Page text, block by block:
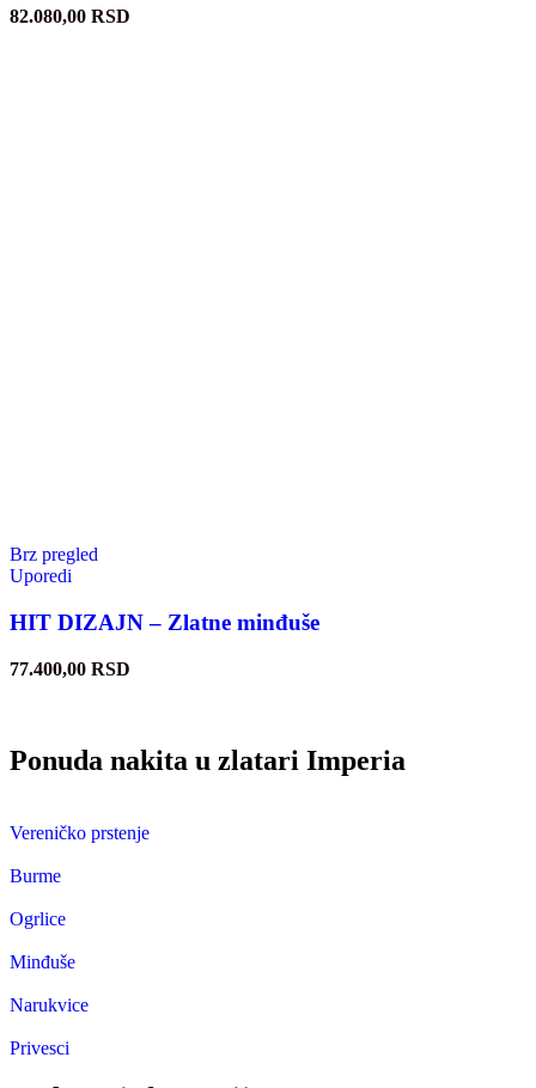
82.080,00 RSD
Brz pregled
Uporedi
HIT DIZAJN – Zlatne minđuše
77.400,00 RSD
Ponuda nakita u zlatari Imperia
Vereničko prstenje
Burme
Ogrlice
Minđuše
Narukvice
Privesci